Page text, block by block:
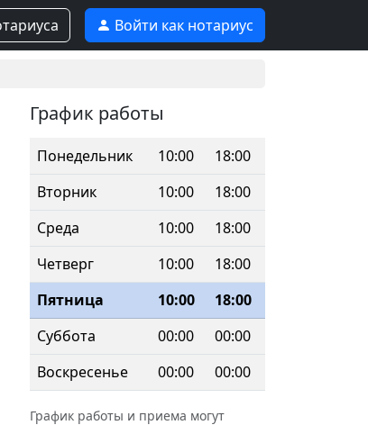
Войти как нотариус
График работы
Понедельник 10:00
18:00
Вторник
10:00
18:00
Среда
10:00
18:00
Четверг
10:00
18:00
Пятница
10:00
18:00
Суббота
00:00
00:00
Воскресенье
00:00 00:00
График работы и приема могут